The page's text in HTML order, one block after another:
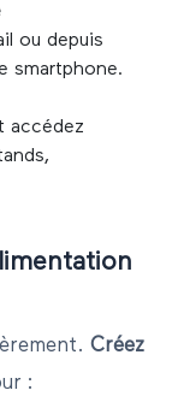
ou depuis
smartphone.
accédez
Créez
: